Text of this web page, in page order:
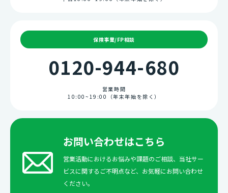
■ 個人情報の安全管理措置について
取得した個人情報については、漏洩、減失またはき損の
つ適切な措置を講じます。
このサイトは、SSL（Secure Socket Layer）による暗
号化措置を講じています。
■ 個人情報保護方針
■お問合せ先
個人情報保護 苦情・相談受付窓口
〒330-0802 埼玉県さいたま市大宮区宮町2丁目23 イ
ーストゲート大宮ビル
TEL：0120-944-680 受付時間10：00〜19：
00（土日祝日、年末年始を除く）
保険事業/FP相談
0120-944-680
営業時間
10:00~19:00（年末年始を除く）
お問い合わせはこちら
営業活動におけるお悩みや課題のご相談、当社サー
ビスに関するご不明点など、お気軽にお問い合わせ
ください。